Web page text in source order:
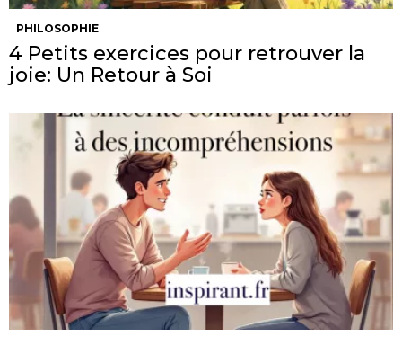
PHILOSOPHIE
4 Petits exercices pour retrouver la
joie: Un Retour à Soi